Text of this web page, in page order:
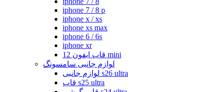
iphone 7 / 8 p
iphone x / xs
iphone xs max
iphone 6 / 6s
iphone xr
قاب ایفون 12 mini
لوازم جانبی سامسونگ
لوازم جانبی s26 ultra
قاب s25 ultra